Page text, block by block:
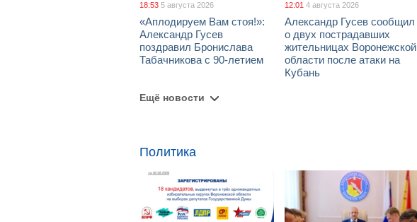
18:53 5 августа 2026
«Аплодируем Вам стоя!»:
Александр Гусев
поздравил Бронислава
Табачникова с 90-летием
12:01 4 августа 2026
Александр Гусев сообщил
о двух пострадавших
жительницах Воронежской
области после атаки на
Кубань
Ещё новости
Политика